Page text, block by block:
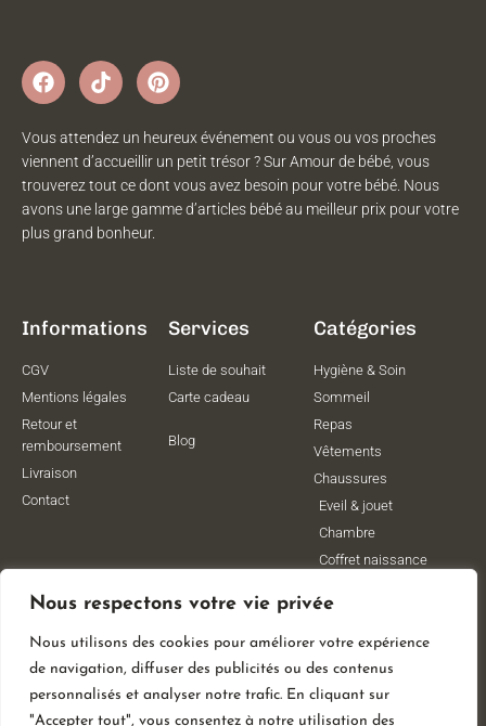
Nous respectons votre vie privée
Nous utilisons des cookies pour améliorer votre expérience
de navigation, diffuser des publicités ou des contenus
personnalisés et analyser notre trafic. En cliquant sur
"Accepter tout", vous consentez à notre utilisation des
Vous attendez un heureux événement ou vous ou vos proches
viennent d’accueillir un petit trésor ? Sur Amour de bébé, vous
trouverez tout ce dont vous avez besoin pour votre bébé. Nous
avons une large gamme d’articles bébé au meilleur prix pour votre
plus grand bonheur.
Informations
CGV
Mentions légales
Retour et
remboursement
Livraison
Contact
Services
Liste de souhait
Carte cadeau
Blog
Catégories
Hygiène & Soin
Sommeil
Repas
Vêtements
Chaussures
Eveil & jouet
Chambre
Coffret naissance
Vêtements de
grossesse
Lithothérapie
Poussettes